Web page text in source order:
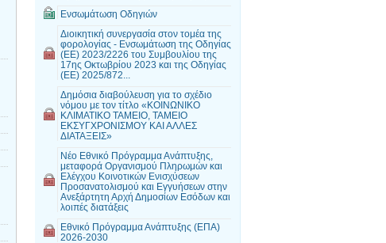
Ενσωμάτωση Οδηγιών
Διοικητική συνεργασία στον τομέα της
φορολογίας - Ενσωμάτωση της Οδηγίας
(ΕΕ) 2023/2226 του Συμβουλίου της
17ης Οκτωβρίου 2023 και της Οδηγίας
(ΕΕ) 2025/872...
Δημόσια διαβούλευση για το σχέδιο
νόμου με τον τίτλο «ΚΟΙΝΩΝΙΚΟ
ΚΛΙΜΑΤΙΚΟ ΤΑΜΕΙΟ, ΤΑΜΕΙΟ
ΕΚΣΥΓΧΡΟΝΙΣΜΟΥ ΚΑΙ ΑΛΛΕΣ
ΔΙΑΤΑΞΕΙΣ»
Νέο Εθνικό Πρόγραμμα Ανάπτυξης,
μεταφορά Οργανισμού Πληρωμών και
Ελέγχου Κοινοτικών Ενισχύσεων
Προσανατολισμού και Εγγυήσεων στην
Ανεξάρτητη Αρχή Δημοσίων Εσόδων και
λοιπές διατάξεις
Εθνικό Πρόγραμμα Ανάπτυξης (ΕΠΑ)
2026-2030